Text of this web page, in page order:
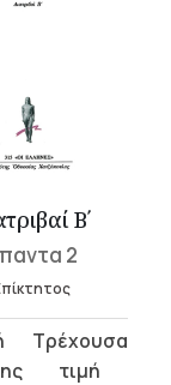
Β΄
2